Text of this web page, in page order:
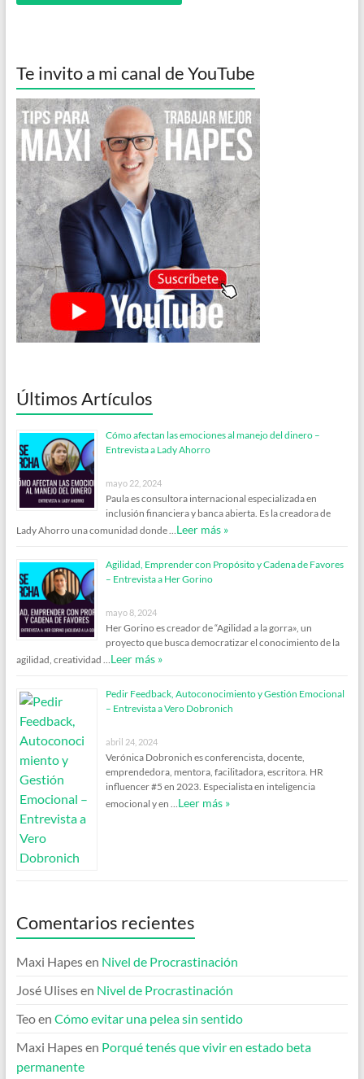
Te invito a mi canal de YouTube
Últimos Artículos
Cómo afectan las emociones al manejo del dinero –
Entrevista a Lady Ahorro
mayo 22, 2024
Paula es consultora internacional especializada en
inclusión financiera y banca abierta. Es la creadora de
Lady Ahorro una comunidad donde …Leer más »
Agilidad, Emprender con Propósito y Cadena de Favores
– Entrevista a Her Gorino
mayo 8, 2024
Her Gorino es creador de “Agilidad a la gorra», un
proyecto que busca democratizar el conocimiento de la
agilidad, creatividad …Leer más »
Pedir Feedback, Autoconocimiento y Gestión Emocional
– Entrevista a Vero Dobronich
abril 24, 2024
Verónica Dobronich es conferencista, docente,
emprendedora, mentora, facilitadora, escritora. HR
influencer #5 en 2023. Especialista en inteligencia
emocional y en …Leer más »
Comentarios recientes
Maxi Hapesen Nivel de Procrastinación
José Ulisesen Nivel de Procrastinación
Teoen Cómo evitar una pelea sin sentido
Maxi Hapesen Porqué tenés que vivir en estado beta
permanente